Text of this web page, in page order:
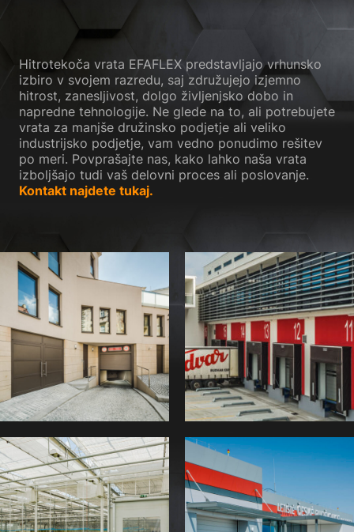
Hitrotekoča vrata EFAFLEX predstavljajo vrhunsko
izbiro v svojem razredu, saj združujejo izjemno
hitrost, zanesljivost, dolgo življenjsko dobo in
napredne tehnologije. Ne glede na to, ali potrebujete
vrata za manjše družinsko podjetje ali veliko
industrijsko podjetje, vam vedno ponudimo rešitev
po meri. Povprašajte nas, kako lahko naša vrata
izboljšajo tudi vaš delovni proces ali poslovanje.
Kontakt najdete tukaj.